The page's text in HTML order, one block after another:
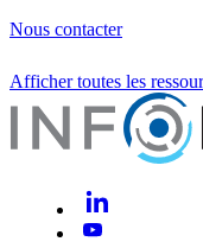
Nous contacter
Afficher toutes les